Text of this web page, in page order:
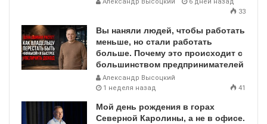
Александр Высоцкий
6 дней назад
33
Вы наняли людей, чтобы работать
меньше, но стали работать
больше. Почему это происходит с
большинством предпринимателей
Александр Высоцкий
1 неделя назад
41
Мой день рождения в горах
Северной Каролины, а не в офисе.